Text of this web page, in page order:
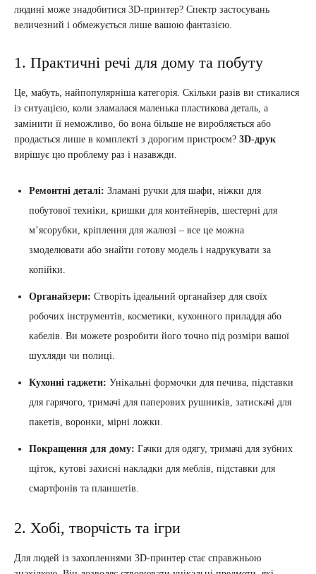
людині може знадобитися 3D-принтер? Спектр застосувань
величезний і обмежується лише вашою фантазією.
1. Практичні речі для дому та побуту
Це, мабуть, найпопулярніша категорія. Скільки разів ви стикалися
із ситуацією, коли зламалася маленька пластикова деталь, а
замінити її неможливо, бо вона більше не виробляється або
продається лише в комплекті з дорогим пристроєм? 3D-друк
вирішує цю проблему раз і назавжди.
Ремонтні деталі: Зламані ручки для шафи, ніжки для
побутової техніки, кришки для контейнерів, шестерні для
м’ясорубки, кріплення для жалюзі – все це можна
змоделювати або знайти готову модель і надрукувати за
копійки.
Органайзери: Створіть ідеальний органайзер для своїх
робочих інструментів, косметики, кухонного приладдя або
кабелів. Ви можете розробити його точно під розміри вашої
шухляди чи полиці.
Кухонні гаджети: Унікальні формочки для печива, підставки
для гарячого, тримачі для паперових рушників, затискачі для
пакетів, воронки, мірні ложки.
Покращення для дому: Гачки для одягу, тримачі для зубних
щіток, кутові захисні накладки для меблів, підставки для
смартфонів та планшетів.
2. Хобі, творчість та ігри
Для людей із захопленнями 3D-принтер стає справжньою